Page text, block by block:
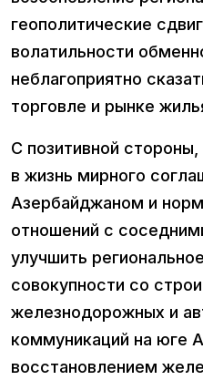
геополитические
волатильности
неблагоприятно
торговле и рынке
С позитивной
в жизнь мирного
Азербайджаном и
отношений с
улучшить
совокупности со
железнодорожных и
коммуникаций на юге
восстановлением